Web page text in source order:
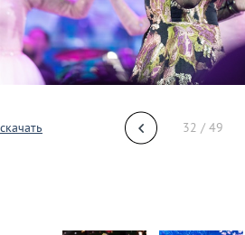
скачать 32 / 49